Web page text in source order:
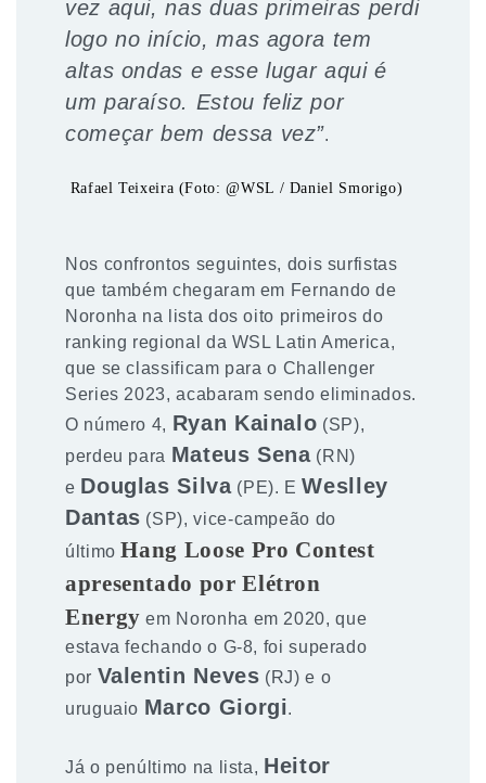
vez aqui, nas duas primeiras perdi
logo no início, mas agora tem
altas ondas e esse lugar aqui é
um paraíso. Estou feliz por
começar bem dessa vez”.
Rafael Teixeira (Foto: @WSL / Daniel Smorigo)
Nos confrontos seguintes, dois surfistas
que também chegaram em Fernando de
Noronha na lista dos oito primeiros do
ranking regional da WSL Latin America,
que se classificam para o Challenger
Series 2023, acabaram sendo eliminados.
O número 4, Ryan Kainalo (SP),
perdeu para Mateus Sena(RN)
e Douglas Silva(PE). EWeslley
Dantas (SP), vice-campeão do
último Hang Loose Pro Contest
apresentado por Elétron
Energy em Noronha em 2020, que
estava fechando o G-8, foi superado
por Valentin Neves (RJ) e o
uruguaio Marco Giorgi.
Já o penúltimo na lista, Heitor